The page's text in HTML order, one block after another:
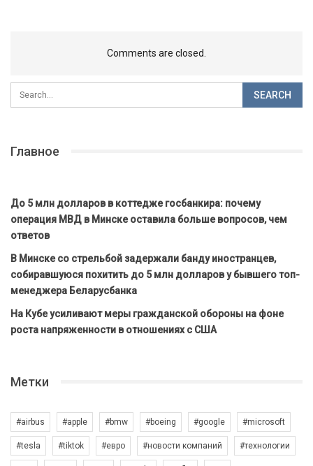
Comments are closed.
Главное
До 5 млн долларов в коттедже госбанкира: почему
операция МВД в Минске оставила больше вопросов, чем
ответов
В Минске со стрельбой задержали банду иностранцев,
собиравшуюся похитить до 5 млн долларов у бывшего топ-
менеджера Беларусбанка
На Кубе усиливают меры гражданской обороны на фоне
роста напряженности в отношениях с США
Метки
#airbus #apple #bmw #boeing #google #microsoft
#tesla #tiktok #евро #новости компаний #технологии